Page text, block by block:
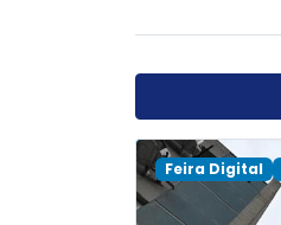
Feira Digital